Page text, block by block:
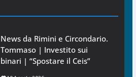
News da Rimini e Circondario.
Tommaso | Investito sui
binari | “Spostare il Ceis”